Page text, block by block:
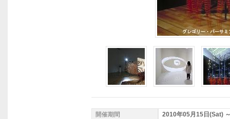
開催期間
2010年05月15日(Sat)